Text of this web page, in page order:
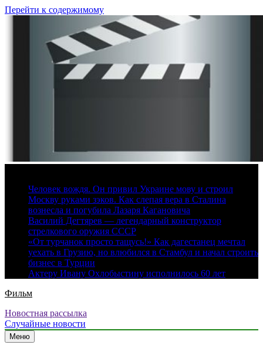
Перейти к содержимому
Человек вождя. Он привил Украине мову и строил
Москву руками зэков. Как слепая вера в Сталина
вознесла и погубила Лазаря Кагановича
Василий Дегтярев — легендарный конструктор
стрелкового оружия СССР
«От турчанок просто тащусь!» Как дагестанец мечтал
уехать в Грузию, но влюбился в Стамбул и начал строить
бизнес в Турции
Актеру Ивану Охлобыстину исполнилось 60 лет
Фильм
Новостная рассылка
Случайные новости
Меню